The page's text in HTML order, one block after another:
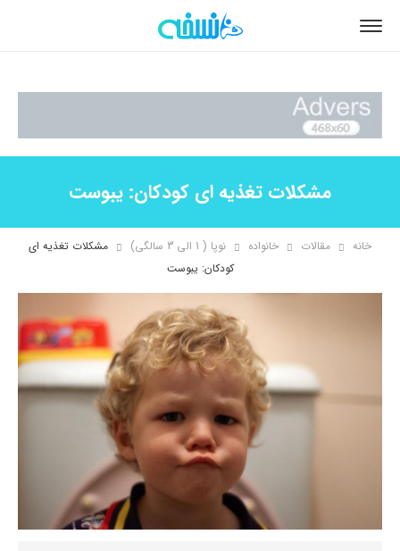
مشکلات تغذیه ای کودکان: یبوست
خانه مقالات خانواده نوپا ( 1 الی 3 سالگی)
مشکلات تغذیه ای
کودکان: یبوست